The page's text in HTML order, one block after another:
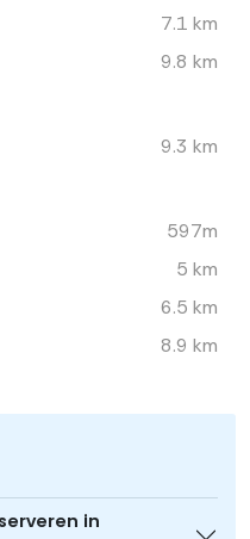
7.1 km
9.8 km
9.3 km
597m
5 km
6.5 km
8.9 km
in